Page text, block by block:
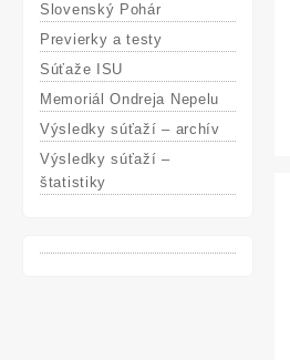
Slovenský Pohár
Previerky a testy
Súťaže ISU
Memoriál Ondreja Nepelu
Výsledky súťaží – archív
Výsledky súťaží –
štatistiky